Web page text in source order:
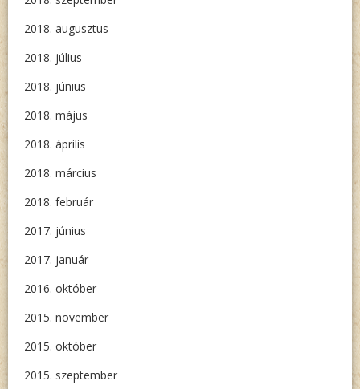
2018. augusztus
2018. július
2018. június
2018. május
2018. április
2018. március
2018. február
2017. június
2017. január
2016. október
2015. november
2015. október
2015. szeptember